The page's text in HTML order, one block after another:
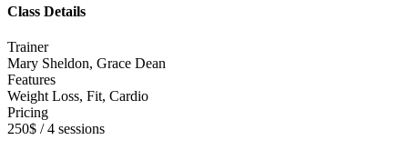
Class Details
Trainer
Mary Sheldon, Grace Dean
Features
Weight Loss, Fit, Cardio
Pricing
250$ / 4 sessions